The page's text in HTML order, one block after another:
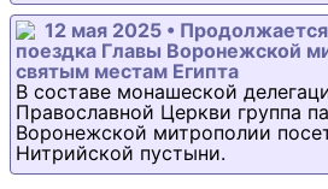
12 мая 2025 •
поездка Главы Воронежской
святым местам Египта
В составе монашеской
Православной Церкви группа
Воронежской митрополии
Нитрийской пустыни.